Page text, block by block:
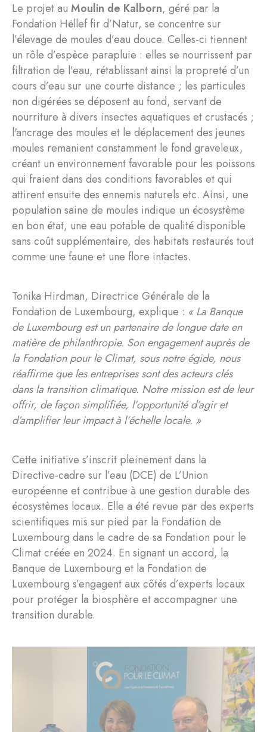
Le projet au Moulin de Kalborn, géré par la
Fondation Hëllef fir d’Natur, se concentre sur
l’élevage de moules d’eau douce. Celles-ci tiennent
un rôle d’espèce parapluie : elles se nourrissent par
filtration de l’eau, rétablissant ainsi la propreté d’un
cours d’eau sur une courte distance ; les particules
non digérées se déposent au fond, servant de
nourriture à divers insectes aquatiques et crustacés ;
l'ancrage des moules et le déplacement des jeunes
moules remanient constamment le fond graveleux,
créant un environnement favorable pour les poissons
qui fraient dans des conditions favorables et qui
attirent ensuite des ennemis naturels etc. Ainsi, une
population saine de moules indique un écosystème
en bon état, une eau potable de qualité disponible
sans coût supplémentaire, des habitats restaurés tout
comme une faune et une flore intactes.
Tonika Hirdman, Directrice Générale de la
Fondation de Luxembourg, explique : « La Banque
de Luxembourg est un partenaire de longue date en
matière de philanthropie. Son engagement auprès de
la Fondation pour le Climat, sous notre égide, nous
réaffirme que les entreprises sont des acteurs clés
dans la transition climatique. Notre mission est de leur
offrir, de façon simplifiée, l’opportunité d’agir et
d’amplifier leur impact à l’échelle locale. »
Cette initiative s’inscrit pleinement dans la
Directive-cadre sur l’eau (DCE) de L’Union
européenne et contribue à une gestion durable des
écosystèmes locaux. Elle a été revue par des experts
scientifiques mis sur pied par la Fondation de
Luxembourg dans le cadre de sa Fondation pour le
Climat créée en 2024. En signant un accord, la
Banque de Luxembourg et la Fondation de
Luxembourg s’engagent aux côtés d’experts locaux
pour protéger la biosphère et accompagner une
transition durable.